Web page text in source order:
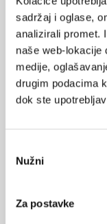
sadržaj i oglase,
analizirali promet.
naše web-lokacije
medije,
drugim podacima
dok ste
pristanka
Nužni
Za postavke
Predavanje održano
spolno prenosivim
Opatija, svibanj,